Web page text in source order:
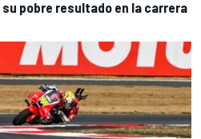
pobre resultado en la carrera